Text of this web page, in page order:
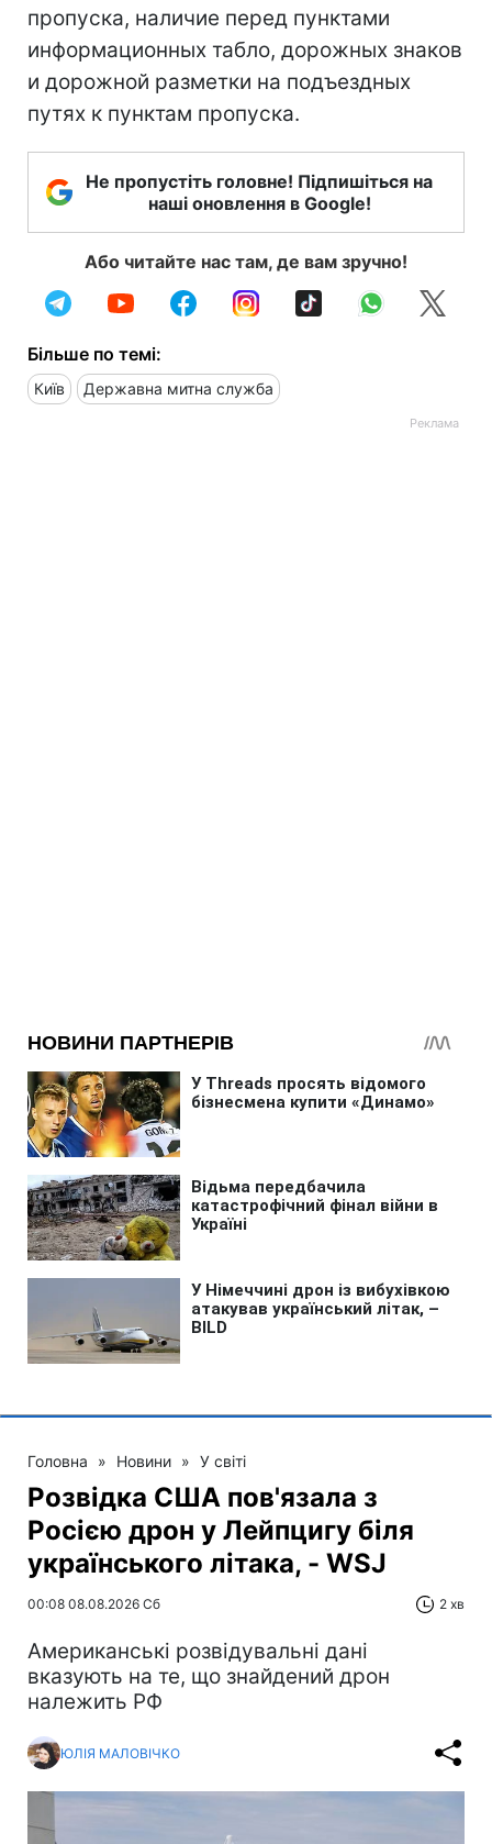
пропуска, наличие перед пунктами
информационных табло, дорожных знаков
и дорожной разметки на подъездных
путях к пунктам пропуска.
Не пропустіть головне! Підпишіться на
наші оновлення в Google!
Або читайте нас там, де вам зручно!
Більше по темі:
Київ Державна митна служба
Головна » Новини » У світі
Розвідка США пов'язала з
Росією дрон у Лейпцигу біля
українського літака, - WSJ
00:08 08.08.2026 Сб 2 хв
Американські розвідувальні дані
вказують на те, що знайдений дрон
належить РФ
ЮЛІЯ МАЛОВІЧКО